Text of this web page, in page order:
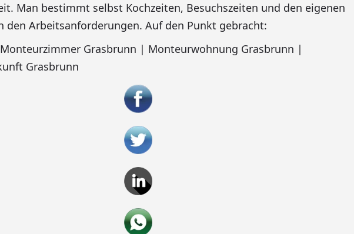
Man bestimmt selbst Kochzeiten, Besuchszeiten und den eigenen
den Arbeitsanforderungen. Auf den Punkt gebracht:
Grasbrunn | Monteurwohnung Grasbrunn |
Grasbrunn